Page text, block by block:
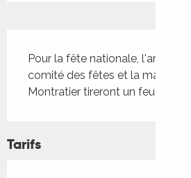
Pour la fête nationale,
comité des fêtes et la mairie
Montratier tireront un feu
Tarifs